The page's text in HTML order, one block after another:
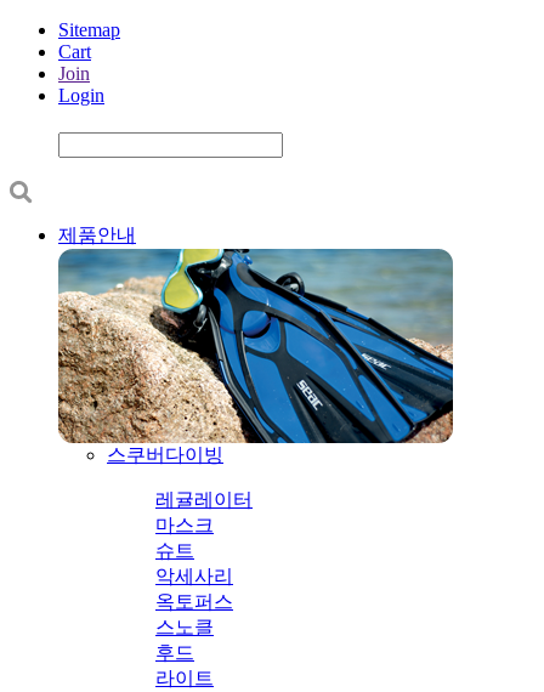
Sitemap
Cart
Join
Login
제품안내
스쿠버다이빙
레귤레이터
마스크
슈트
악세사리
옥토퍼스
스노클
후드
라이트